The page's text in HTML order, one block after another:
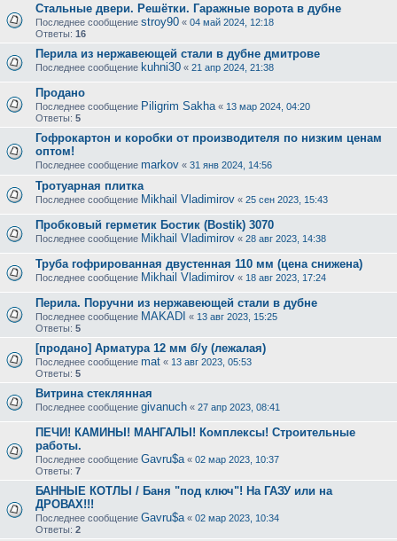
Стальные двери. Решётки. Гаражные ворота в дубне
Последнее сообщение stroy90 « 04 май 2024, 12:18
Ответы: 16
Перила из нержавеющей стали в дубне дмитрове
Последнее сообщение kuhni30 « 21 апр 2024, 21:38
Продано
Последнее сообщение Piligrim Sakha « 13 мар 2024, 04:20
Ответы: 5
Гофрокартон и коробки от производителя по низким ценам
оптом!
Последнее сообщение markov « 31 янв 2024, 14:56
Тротуарная плитка
Последнее сообщение Mikhail Vladimirov « 25 сен 2023, 15:43
Пробковый герметик Бостик (Bostik) 3070
Последнее сообщение Mikhail Vladimirov « 28 авг 2023, 14:38
Труба гофрированная двустенная 110 мм (цена снижена)
Последнее сообщение Mikhail Vladimirov « 18 авг 2023, 17:24
Перила. Поручни из нержавеющей стали в дубне
Последнее сообщение MAKADI « 13 авг 2023, 15:25
Ответы: 5
[продано] Арматура 12 мм б/у (лежалая)
Последнее сообщение mat « 13 авг 2023, 05:53
Ответы: 5
Витрина стеклянная
Последнее сообщение givanuch « 27 апр 2023, 08:41
ПЕЧИ! КАМИНЫ! МАНГАЛЫ! Комплексы! Строительные
работы.
Последнее сообщение Gavru$a « 02 мар 2023, 10:37
Ответы: 7
БАННЫЕ КОТЛЫ / Баня "под ключ"! На ГАЗУ или на
ДРОВАХ!!!
Последнее сообщение Gavru$a « 02 мар 2023, 10:34
Ответы: 2